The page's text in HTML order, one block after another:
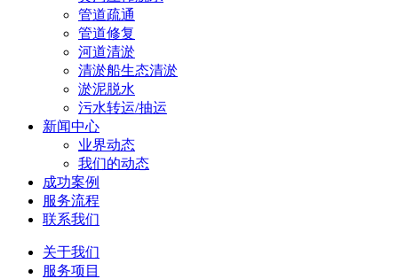
管道疏通
管道修复
河道清淤
清淤船生态清淤
淤泥脱水
污水转运/抽运
新闻中心
业界动态
我们的动态
成功案例
服务流程
联系我们
关于我们
服务项目